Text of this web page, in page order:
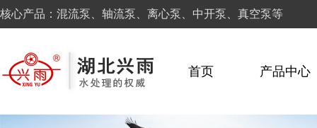
核心产品：混流泵、轴流泵、离心泵、中开泵、真空泵等
首页 产品中心